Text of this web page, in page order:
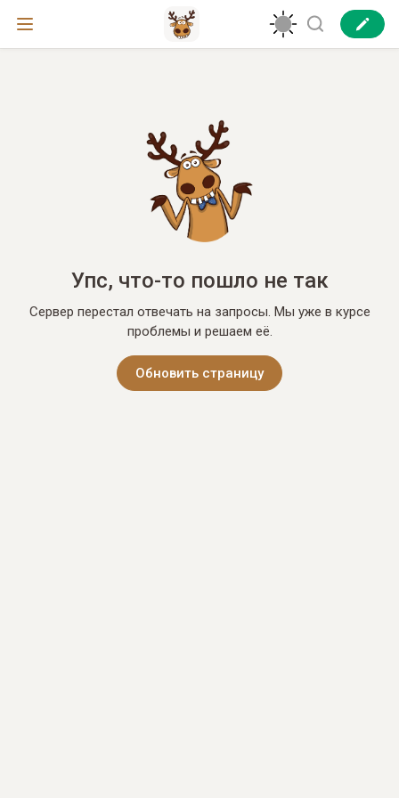
Упс, что-то пошло не так
Сервер перестал отвечать на запросы. Мы уже в курсе
проблемы и решаем её.
Обновить страницу